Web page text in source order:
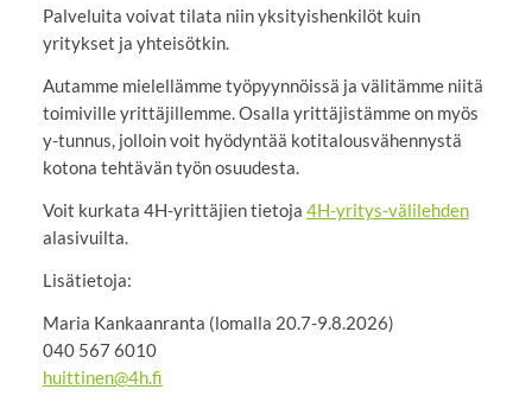
Palveluita voivat tilata niin yksityishenkilöt kuin
yritykset ja yhteisötkin.
Autamme mielellämme työpyynnöissä ja välitämme niitä
toimiville yrittäjillemme. Osalla yrittäjistämme on myös
y-tunnus, jolloin voit hyödyntää kotitalousvähennystä
kotona tehtävän työn osuudesta.
Voit kurkata 4H-yrittäjien tietoja 4H-yritys-välilehden
alasivuilta.
Lisätietoja:
Maria Kankaanranta (lomalla 20.7-9.8.2026)
040 567 6010
huittinen@4h.fi